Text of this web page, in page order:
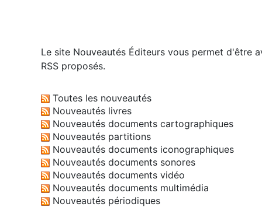
Le site Nouveautés Éditeurs vous permet d'être
RSS proposés.
Toutes les nouveautés
Nouveautés livres
Nouveautés documents cartographiques
Nouveautés partitions
Nouveautés documents iconographiques
Nouveautés documents sonores
Nouveautés documents vidéo
Nouveautés documents multimédia
Nouveautés périodiques